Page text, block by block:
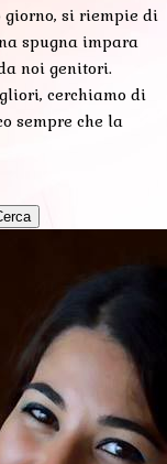
giorno, si riempie di
spugna impara
noi genitori.
cerchiamo di
sempre che la